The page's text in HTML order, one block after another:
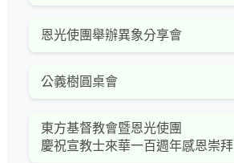
恩光使團舉辦異象分享會
公義樹圓桌會
東方基督教會暨恩光使團
慶祝宣教士來華一百週年感恩崇拜